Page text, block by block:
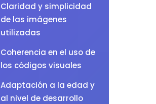
Claridad y simplicidad
de las imágenes
utilizadas
Coherencia en el uso de
los códigos visuales
Adaptación a la edad y
al nivel de desarrollo